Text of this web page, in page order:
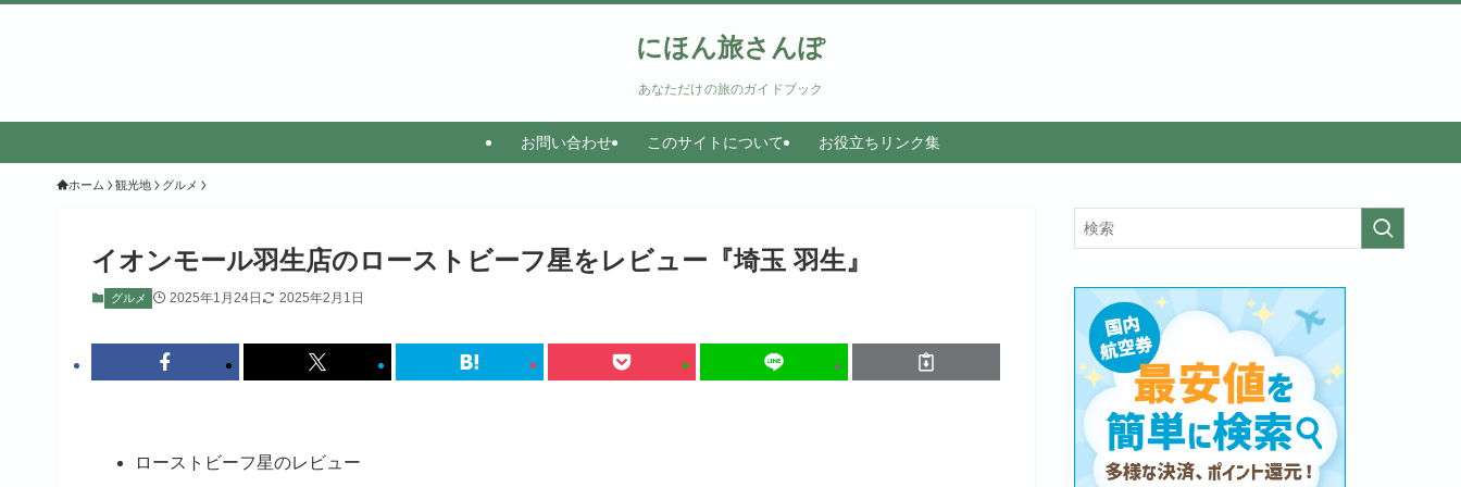
にほん旅さんぽ
あなただけの旅のガイドブック
お問い合わせ このサイトについて お役立ちリンク集
ホーム 観光地 グルメ
イオンモール羽生店のローストビーフ星をレビュー『埼玉 羽生』
グルメ 2025年1月24日 2025年2月1日
ローストビーフ星のレビュー